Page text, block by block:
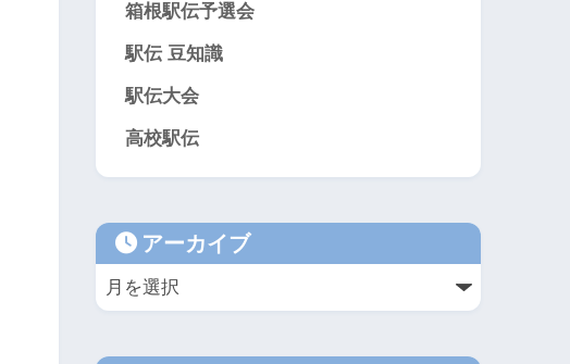
箱根駅伝予選会
駅伝 豆知識
駅伝大会
高校駅伝
アーカイブ